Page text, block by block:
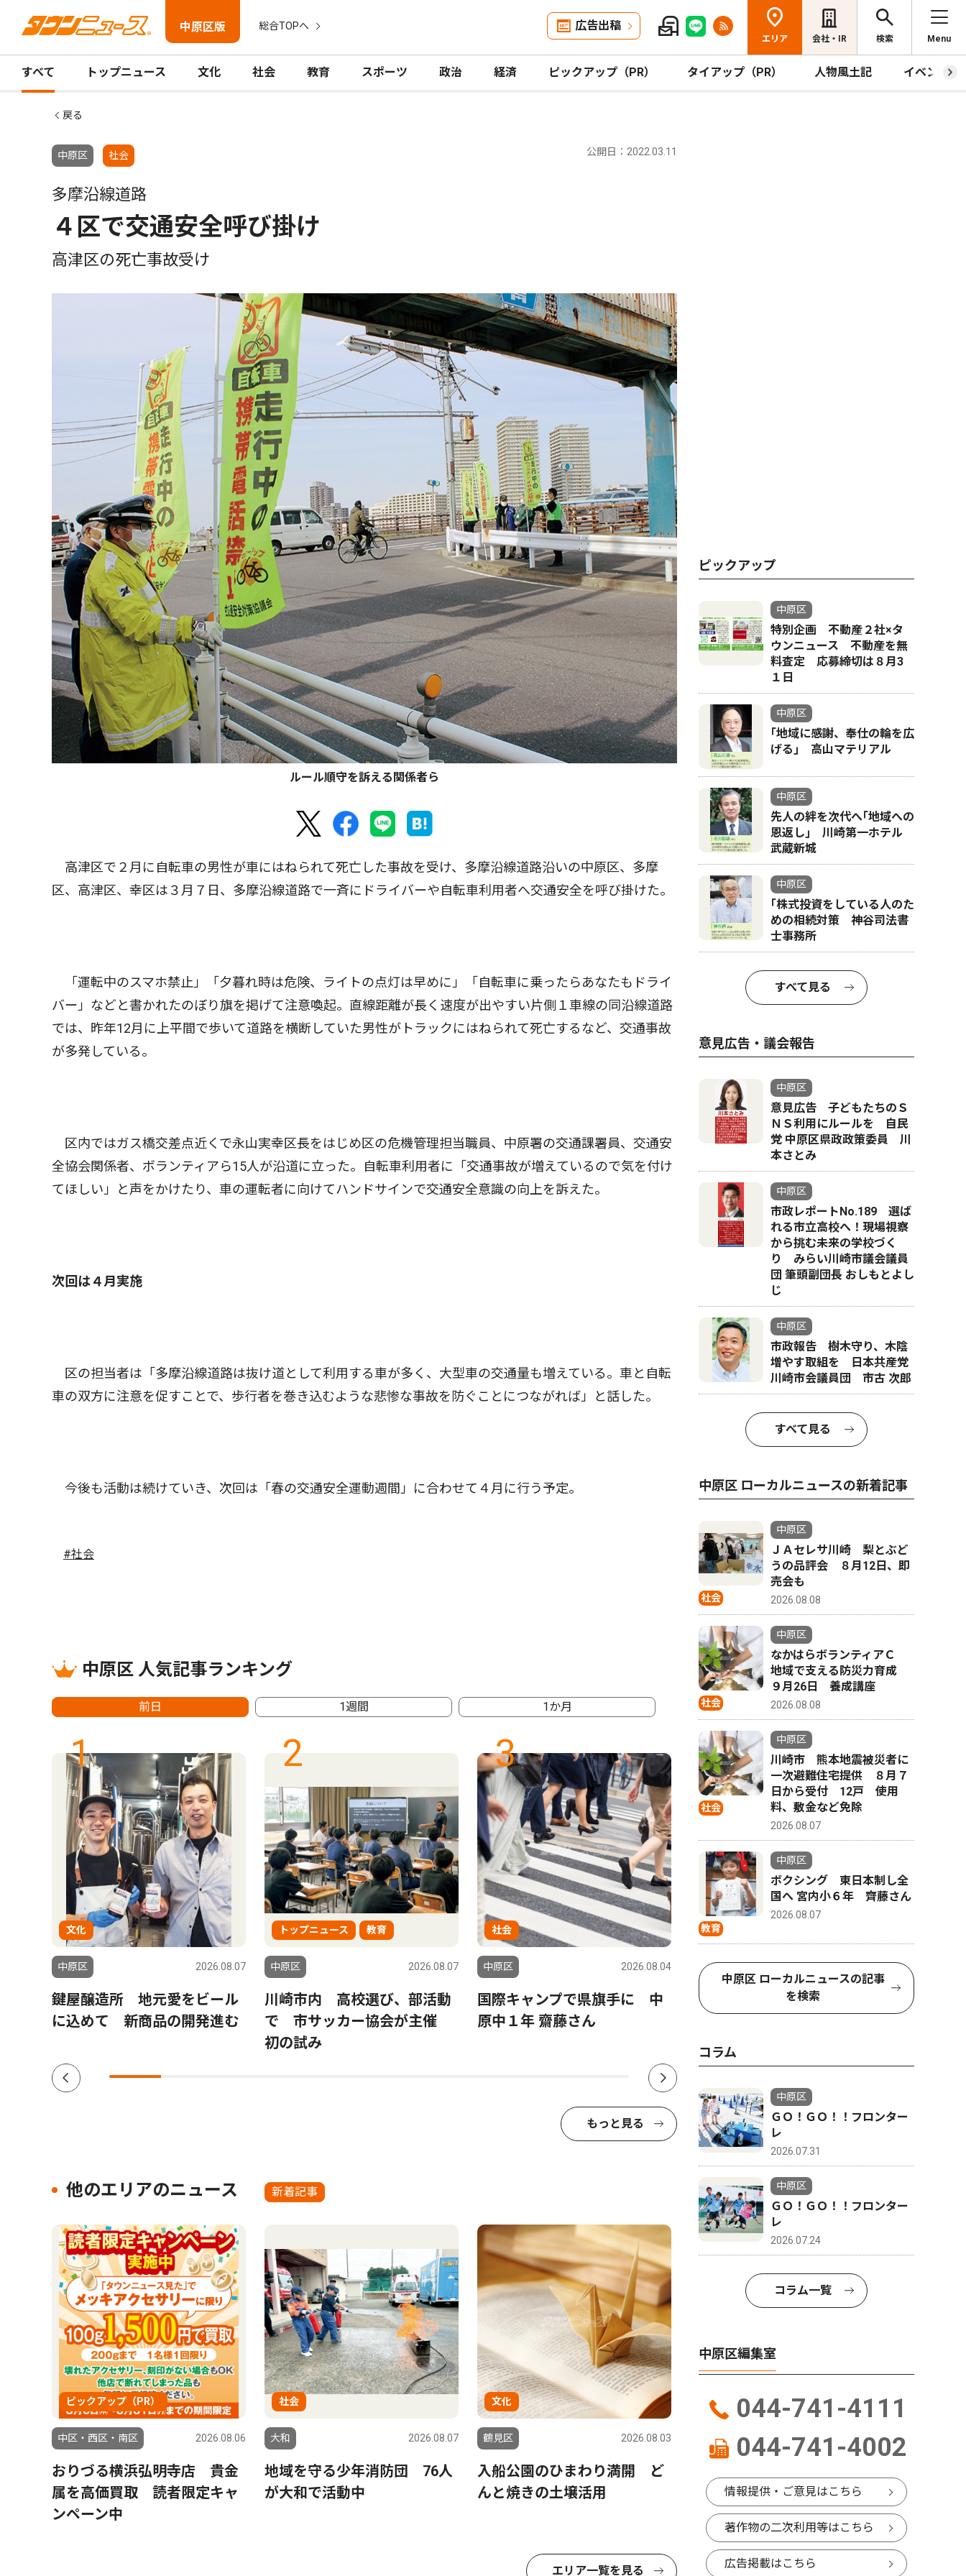
中原区版 総合TOPへ 広告出稿
エリア 会社・IR 検索 Menu
すべて トップニュース 文化 社会 教育 スポーツ 政治 経済 ピックアップ（PR） タイアップ（PR） 人物風土記 イベント
戻る
中原区 社会 公開日：2022.03.11
多摩沿線道路
４区で交通安全呼び掛け
高津区の死亡事故受け
ルール順守を訴える関係者ら
高津区で２月に自転車の男性が車にはねられて死亡した事故を受け、多摩沿線道路沿いの中原区、多摩
区、高津区、幸区は３月７日、多摩沿線道路で一斉にドライバーや自転車利用者へ交通安全を呼び掛けた。
「運転中のスマホ禁止」「夕暮れ時は危険、ライトの点灯は早めに」「自転車に乗ったらあなたもドライ
バー」などと書かれたのぼり旗を掲げて注意喚起。直線距離が長く速度が出やすい片側１車線の同沿線道路
では、昨年12月に上平間で歩いて道路を横断していた男性がトラックにはねられて死亡するなど、交通事故
が多発している。
区内ではガス橋交差点近くで永山実幸区長をはじめ区の危機管理担当職員、中原署の交通課署員、交通安
全協会関係者、ボランティアら15人が沿道に立った。自転車利用者に「交通事故が増えているので気を付け
てほしい」と声をかけたり、車の運転者に向けてハンドサインで交通安全意識の向上を訴えた。
次回は４月実施
区の担当者は「多摩沿線道路は抜け道として利用する車が多く、大型車の交通量も増えている。車と自転
車の双方に注意を促すことで、歩行者を巻き込むような悲惨な事故を防ぐことにつながれば」と話した。
今後も活動は続けていき、次回は「春の交通安全運動週間」に合わせて４月に行う予定。
#社会
中原区 人気記事ランキング
前日 1週間 1か月
1
文化
中原区 2026.08.07
鍵屋醸造所 地元愛をビール
に込めて 新商品の開発進む
2
トップニュース 教育
中原区 2026.08.07
川崎市内 高校選び、部活動
で 市サッカー協会が主催
初の試み
3
社会
中原区 2026.08.04
国際キャンプで県旗手に 中
原中１年 齋藤さん
4
ピックアップ（PR）
中原区 2026.07.31
先人の絆を次代へ｢地域への恩
新城
中原区
ボクシ
もっと見る
他のエリアのニュース 新着記事
ピックアップ（PR）
中区・西区・南区 2026.08.06
おりづる横浜弘明寺店 貴金
属を高価買取 読者限定キャ
ンペーン中
社会
大和 2026.08.07
地域を守る少年消防団 76人
が大和で活動中
文化
鶴見区 2026.08.03
入船公園のひまわり満開 ど
んと焼きの土壌活用
エリア一覧を見る
ピックアップ
中原区
特別企画 不動産２社×タ
ウンニュース 不動産を無
料査定 応募締切は８月3
１日
中原区
｢地域に感謝、奉仕の輪を広
げる｣ 高山マテリアル
中原区
先人の絆を次代へ｢地域への
恩返し｣ 川崎第一ホテル
武蔵新城
中原区
｢株式投資をしている人のた
めの相続対策 神谷司法書
士事務所
すべて見る
意見広告・議会報告
中原区
意見広告 子どもたちのＳ
ＮＳ利用にルールを 自民
党 中原区県政政策委員 川
本さとみ
中原区
市政レポートNo.189 選ば
れる市立高校へ！現場視察
から挑む未来の学校づく
り みらい川崎市議会議員
団 筆頭副団長 おしもとよし
じ
中原区
市政報告 樹木守り、木陰
増やす取組を 日本共産党
川崎市会議員団 市古 次郎
すべて見る
中原区 ローカルニュースの新着記事
社会
中原区
ＪＡセレサ川崎 梨とぶど
うの品評会 ８月12日、即
売会も
2026.08.08
社会
中原区
なかはらボランティアＣ
地域で支える防災力育成
９月26日 養成講座
2026.08.08
社会
中原区
川崎市 熊本地震被災者に
一次避難住宅提供 ８月７
日から受付 12戸 使用
料、敷金など免除
2026.08.07
教育
中原区
ボクシング 東日本制し全
国へ 宮内小６年 齊藤さん
2026.08.07
中原区 ローカルニュースの記事
を検索
コラム
中原区
ＧＯ！ＧＯ！！フロンター
レ
2026.07.31
中原区
ＧＯ！ＧＯ！！フロンター
レ
2026.07.24
コラム一覧
中原区編集室
044-741-4111
044-741-4002
情報提供・ご意見はこちら
著作物の二次利用等はこちら
広告掲載はこちら